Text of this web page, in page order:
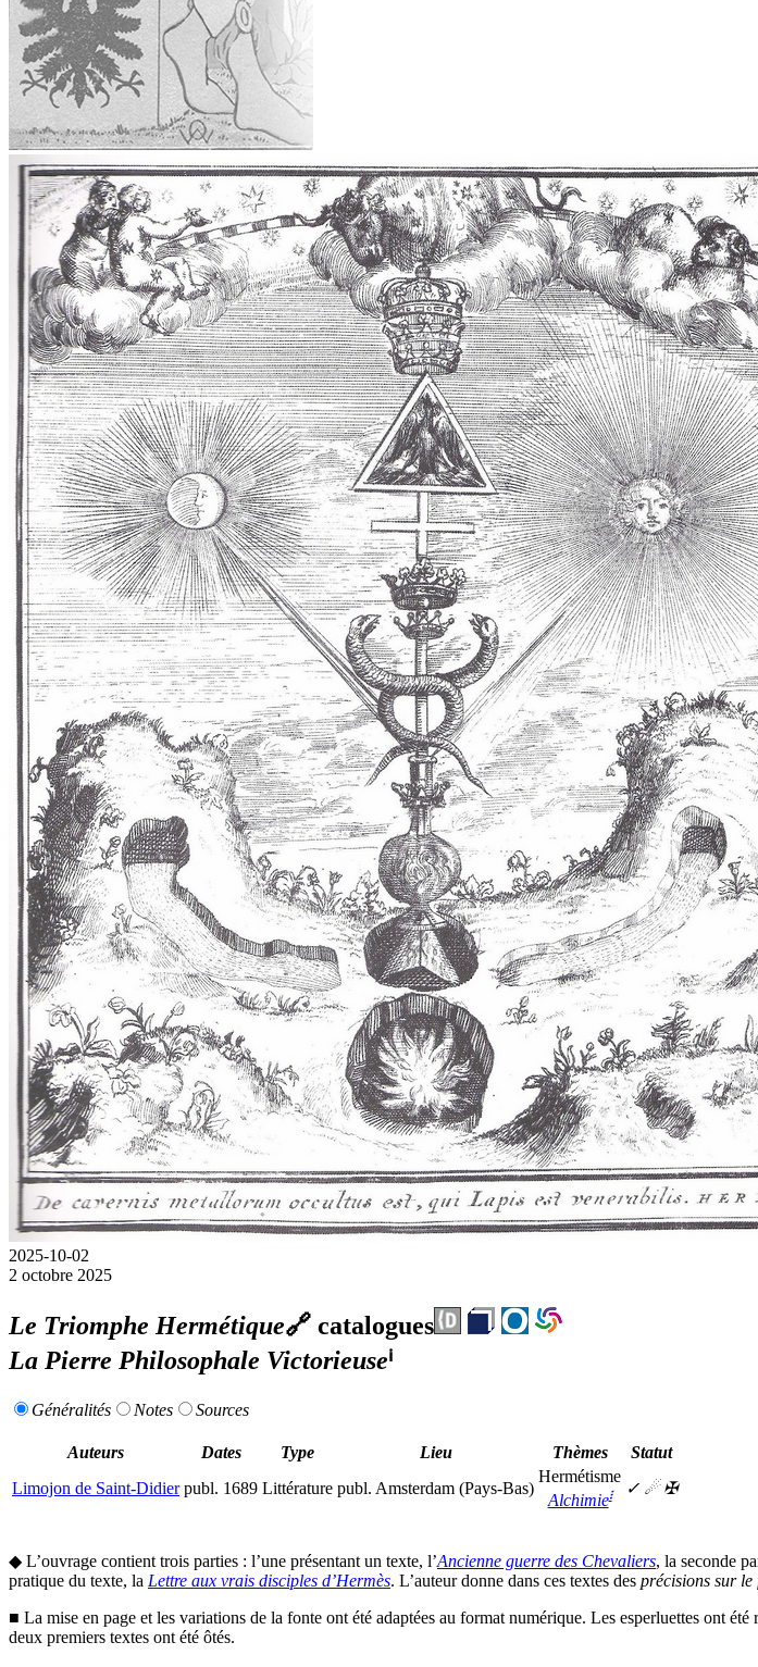
2025-10-02
2 octobre 2025
Le Triomphe Hermétique🔗 catalogues
La Pierre Philosophale Victorieuseⁱ
Généralités Notes Sources
Auteurs Dates Type Lieu Thèmes
Statut
Limojon de Saint-Didier publ. 1689 Littérature publ. Amsterdam (Pays-Bas)
Hermétisme
Alchimie፧ ✓ ☄ ✠
◆ L’ouvrage contient trois parties : l’une présentant un texte, l’Ancienne guerre des Chevaliers, la seconde
pratique du texte, la Lettre aux vrais disciples d’Hermès. L’auteur donne dans ces textes des précisions sur le
■ La mise en page et les variations de la fonte ont été adaptées au format numérique. Les esperluettes ont
deux premiers textes ont été ôtés.